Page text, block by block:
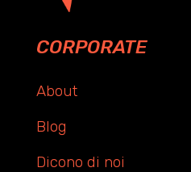
CORPORATE
About
Blog
Dicono di noi